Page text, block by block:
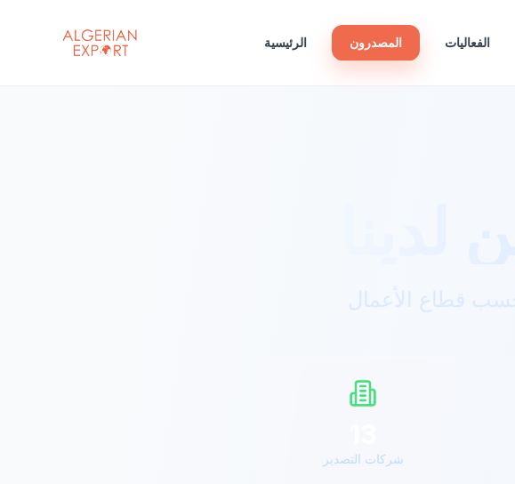
الرئيسية المصدرون الفعاليات
شركات التصدير